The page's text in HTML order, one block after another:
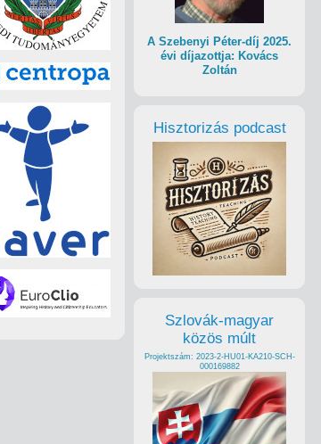
A Szebenyi Péter-díj 2025.
évi díjazottja: Kovács
Zoltán
Hisztorizás podcast
Szlovák-magyar
közös múlt
Projektszám: 2023-2-HU01-KA210-SCH-
000169882